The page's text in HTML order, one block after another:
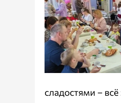
сладостями –